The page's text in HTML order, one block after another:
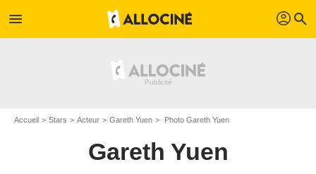
menu profil search
Accueil Stars Acteur Gareth Yuen Photo Gareth Yuen
Gareth Yuen